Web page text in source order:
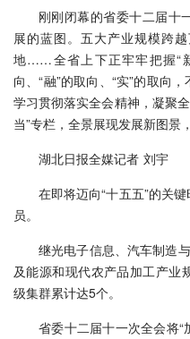
刚刚闭幕的省委十二届十
展的蓝图。五大产业规模跨
地……全省上下正牢牢把握“
向、“融”的取向、“实”的取向
学习贯彻落实全会精神，凝聚
当”专栏，全景展现发展新图景
湖北日报全媒记者 刘宇
在即将迈向“十五五”的关
员。
继光电子信息、汽车制造
及能源和现代农产品加工产业
级集群累计达5个。
省委十二届十一次全会将